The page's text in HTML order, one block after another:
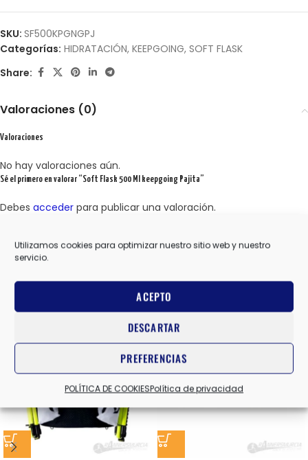
Utilizamos cookies para optimizar nuestro sitio web y nuestro
servicio.
ACEPTO
DESCARTAR
PREFERENCIAS
POLÍTICA DE COOKIESPolítica de privacidad
SKU: SF500KPGNGPJ
Categorías: HIDRATACIÓN, KEEPGOING, SOFT FLASK
Share:
Valoraciones (0)
Valoraciones
No hay valoraciones aún.
Sé el primero en valorar “Soft Flask 500 Ml keepgoing Pajita”
Debes acceder para publicar una valoración.
Productos relacionados